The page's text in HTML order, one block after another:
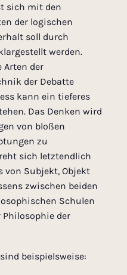
sich mit den
der logischen
soll durch
werden.
Arten der
der Debatte
kann ein tieferes
Das Denken wird
von bloßen
zu
sich letztendlich
von Subjekt, Objekt
zwischen beiden
Schulen
der
beispielsweise: